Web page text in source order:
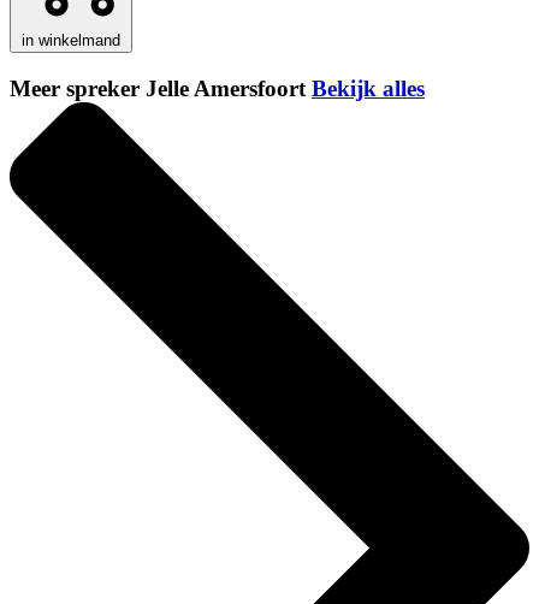
in winkelmand
Meer spreker Jelle Amersfoort Bekijk alles